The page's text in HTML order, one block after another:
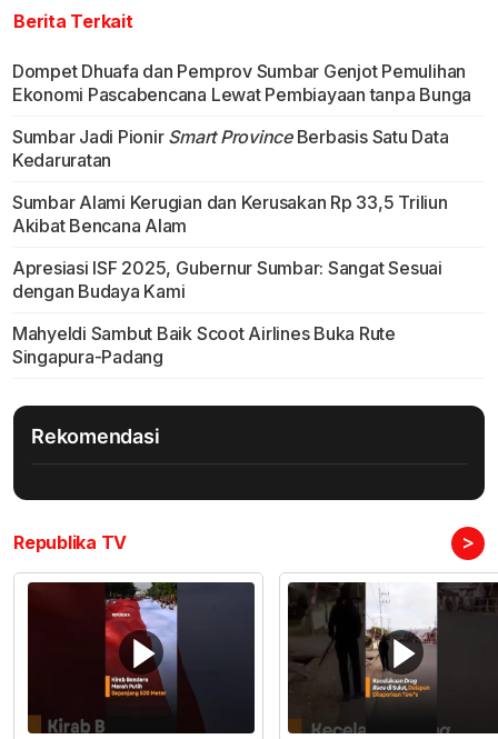
Berita Terkait
Dompet Dhuafa dan Pemprov Sumbar Genjot Pemulihan
Ekonomi Pascabencana Lewat Pembiayaan tanpa Bunga
Sumbar Jadi Pionir Smart ProvinceBerbasis Satu Data
Kedaruratan
Sumbar Alami Kerugian dan Kerusakan Rp 33,5 Triliun
Akibat Bencana Alam
Apresiasi ISF 2025, Gubernur Sumbar: Sangat Sesuai
dengan Budaya Kami
Mahyeldi Sambut Baik Scoot Airlines Buka Rute
Singapura-Padang
Rekomendasi
Republika TV >